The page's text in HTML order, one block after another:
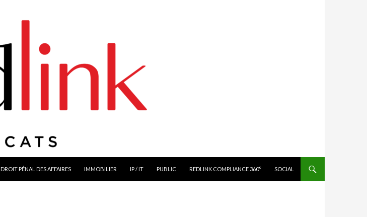
DROIT PÉNAL DES AFFAIRES IMMOBILIER IP / IT PUBLIC REDLINK COMPLIANCE 360° SOCIAL